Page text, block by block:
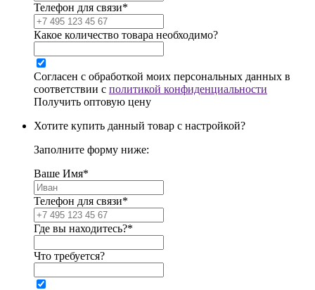
Телефон для связи*
Какое количество товара необходимо?
Согласен с обработкой моих персональных данных в
соответствии с политикой конфиденциальности
Получить оптовую цену
Хотите купить данный товар с настройкой?
Заполните форму ниже:
Ваше Имя*
Телефон для связи*
Где вы находитесь?*
Что требуется?